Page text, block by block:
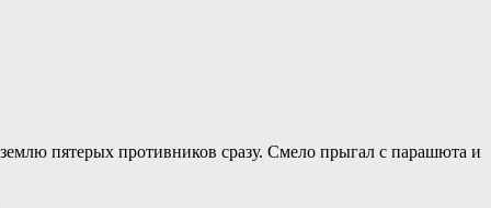
пятерых противников сразу. Смело прыгал с парашюта и